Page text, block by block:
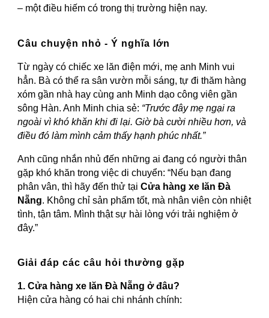
– một điều hiếm có trong thị trường hiện nay.
Câu chuyện nhỏ - Ý nghĩa lớn
Từ ngày có chiếc xe lăn điện mới, mẹ anh Minh vui
hẳn. Bà có thể ra sân vườn mỗi sáng, tự đi thăm hàng
xóm gần nhà hay cùng anh Minh dạo công viên gần
sông Hàn. Anh Minh chia sẻ: “Trước đây mẹ ngại ra
ngoài vì khó khăn khi đi lại. Giờ bà cười nhiều hơn, và
điều đó làm mình cảm thấy hạnh phúc nhất.”
Anh cũng nhắn nhủ đến những ai đang có người thân
gặp khó khăn trong việc di chuyển: “Nếu bạn đang
phân vân, thì hãy đến thử tạiCửa hàng xe lăn Đà
Nẵng. Không chỉ sản phẩm tốt, mà nhân viên còn nhiệt
tình, tận tâm. Mình thật sự hài lòng với trải nghiệm ở
đây.”
Giải đáp các câu hỏi thường gặp
1. Cửa hàng xe lăn Đà Nẵng ở đâu?
Hiện cửa hàng có hai chi nhánh chính: